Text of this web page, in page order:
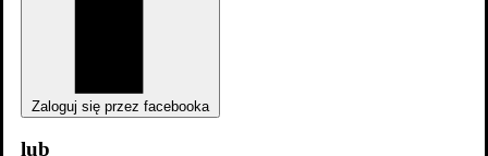
Zaloguj się przez facebooka
lub